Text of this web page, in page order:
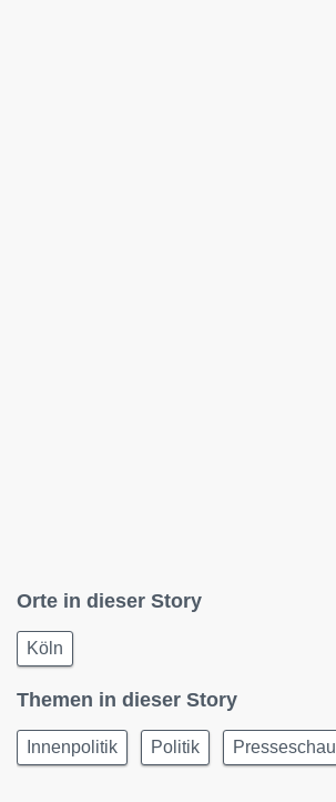
Orte in dieser Story
Köln
Themen in dieser Story
Innenpolitik Politik Presseschau